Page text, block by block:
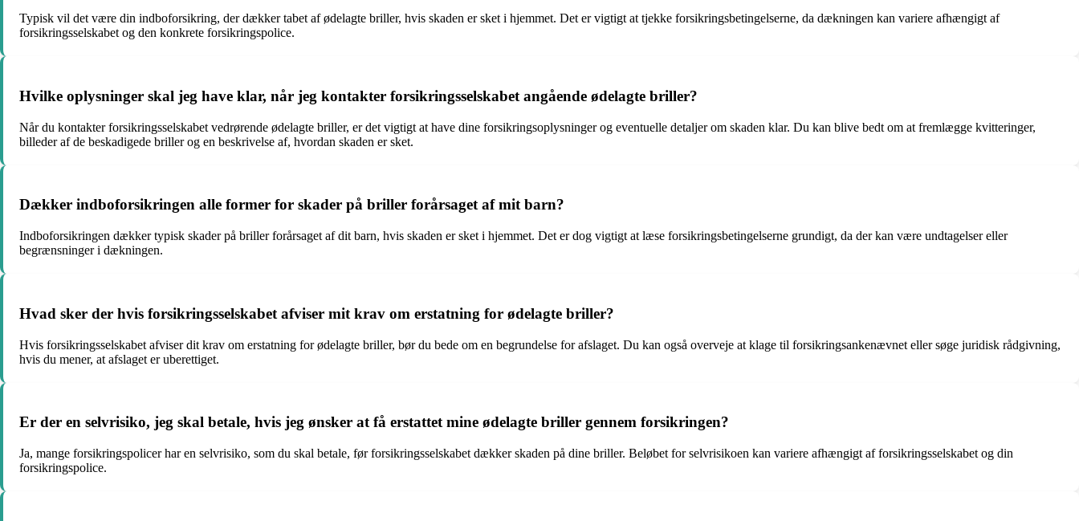
Typisk vil det være din indboforsikring, der dækker tabet af ødelagte briller, hvis skaden er sket i hjemmet. Det er vigtigt at tjekke forsikringsbetingelserne, da dækningen kan variere afhængigt af
forsikringsselskabet og den konkrete forsikringspolice.
Hvilke oplysninger skal jeg have klar, når jeg kontakter forsikringsselskabet angående ødelagte briller?
Når du kontakter forsikringsselskabet vedrørende ødelagte briller, er det vigtigt at have dine forsikringsoplysninger og eventuelle detaljer om skaden klar. Du kan blive bedt om at fremlægge kvitteringer,
billeder af de beskadigede briller og en beskrivelse af, hvordan skaden er sket.
Dækker indboforsikringen alle former for skader på briller forårsaget af mit barn?
Indboforsikringen dækker typisk skader på briller forårsaget af dit barn, hvis skaden er sket i hjemmet. Det er dog vigtigt at læse forsikringsbetingelserne grundigt, da der kan være undtagelser eller
begrænsninger i dækningen.
Hvad sker der hvis forsikringsselskabet afviser mit krav om erstatning for ødelagte briller?
Hvis forsikringsselskabet afviser dit krav om erstatning for ødelagte briller, bør du bede om en begrundelse for afslaget. Du kan også overveje at klage til forsikringsankenævnet eller søge juridisk rådgivning,
hvis du mener, at afslaget er uberettiget.
Er der en selvrisiko, jeg skal betale, hvis jeg ønsker at få erstattet mine ødelagte briller gennem forsikringen?
Ja, mange forsikringspolicer har en selvrisiko, som du skal betale, før forsikringsselskabet dækker skaden på dine briller. Beløbet for selvrisikoen kan variere afhængigt af forsikringsselskabet og din
forsikringspolice.